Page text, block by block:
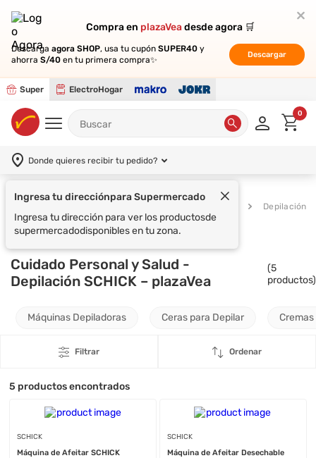
Compra en plazaVeadesde agora 🛒
Descarga agora SHOP, usa tu cupón SUPER40 y
ahorra S/40 en tu primera compra✨
Descargar
Super ElectroHogar
Compra en plazaVeadesde agora 🛒
Descarga agora SHOP, usa tu cupón SUPER40 y
ahorra S/40 en tu primera compra✨
Descargar
0
Donde quieres recibir tu pedido?
Ingresa tu direcciónpara Supermercado
Ingresa tu dirección para ver los productosde
supermercadodisponibles en tu zona.
Cuidado Personal y
Salud
Depilación
Cuidado Personal y Salud -
Depilación SCHICK – plazaVea
(5
productos)
Máquinas Depiladoras Ceras para Depilar
Filtrar Ordenar
5 productos encontrados
SCHICK
Máquina de Afeitar SCHICK
SCHICK
Máquina de Afeitar Desechable